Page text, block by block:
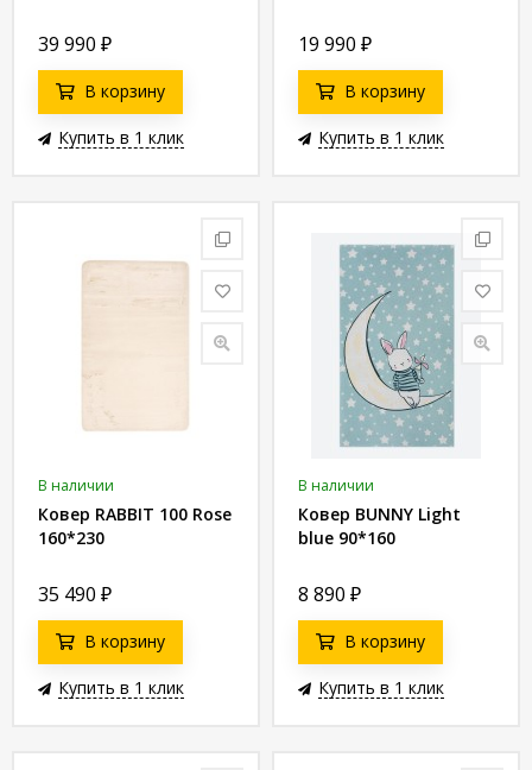
39 990 ₽
В корзину
Купить в 1 клик
19 990 ₽
В корзину
Купить в 1 клик
В наличии
Ковер RABBIT 100 Rose
160*230
35 490 ₽
В корзину
Купить в 1 клик
В наличии
Ковер BUNNY Light
blue 90*160
8 890 ₽
В корзину
Купить в 1 клик